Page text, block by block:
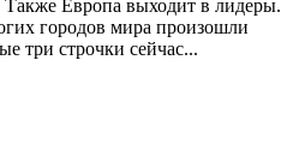
Также Европа выходит в лидеры.
городов мира произошли
три строчки сейчас...